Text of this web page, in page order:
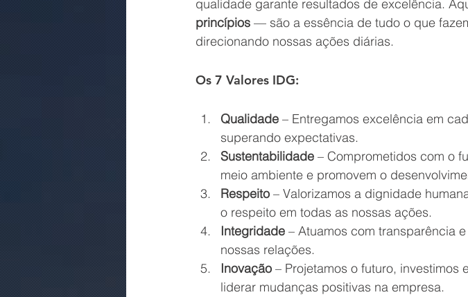
qualidade garante resultados de excelência.
princípios — são a essência de tudo o que
direcionando nossas ações diárias.
Os 7 Valores IDG:
Qualidade – Entregamos excelência em
superando expectativas.
Sustentabilidade – Comprometidos com o
meio ambiente e promovem o
Respeito – Valorizamos a dignidade
o respeito em todas as nossas ações.
Integridade – Atuamos com transparência
nossas relações.
Inovação – Projetamos o futuro,
liderar mudanças positivas na empresa.